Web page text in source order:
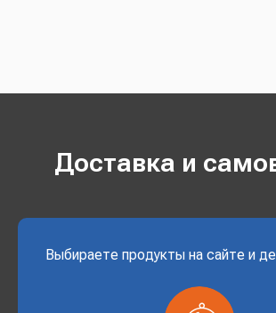
Доставка и
Выбираете продукты на сайте и